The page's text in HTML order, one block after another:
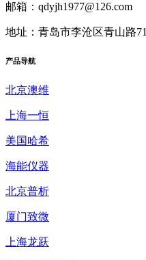
邮箱：qdyjh1977@126.com
地址：青岛市李沧区青山路
产品导航
北京澳维
上海一恒
美国哈希
海能仪器
北京普析
厦门致微
上海龙跃